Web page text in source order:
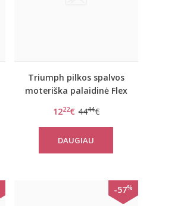
Triumph pilkos spalvos
moteriška palaidinė Flex
1222€ 4444€
DAUGIAU
-57%